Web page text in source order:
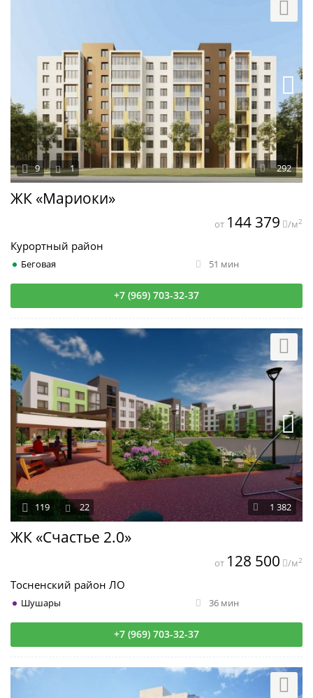
ЖК «Мариоки»
292
9 1
Курортный район
Беговая 51 мин
от 144 379 /м2
+7 (969) 703-32-37
ЖК «Счастье 2.0»
1 382
119 22
Тосненский район ЛО
Шушары 36 мин
от 128 500 /м2
+7 (969) 703-32-37